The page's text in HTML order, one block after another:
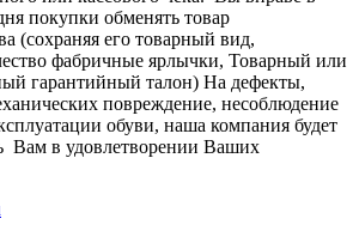
покупки обменять товар
(сохраняя его товарный вид,
фабричные ярлычки, Товарный или
гарантийный талон) На дефекты,
повреждение, несоблюдение
обуви, наша компания будет
Вам в удовлетворении Ваших